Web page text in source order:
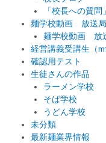
「校長への質
麺学校動画 放送局
麺学校動画 放
経営講義受講生（
確認用テスト
生徒さんの作品
ラーメン学校
そば学校
うどん学校
未分類
最新麺業界情報